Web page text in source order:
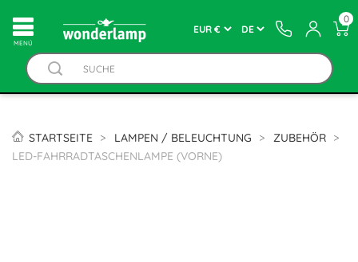
MENÚ
0
STARTSEITE LAMPEN / BELEUCHTUNG
ZUBEHÖR
LED-FAHRRADTASCHENLAMPE (VORNE)